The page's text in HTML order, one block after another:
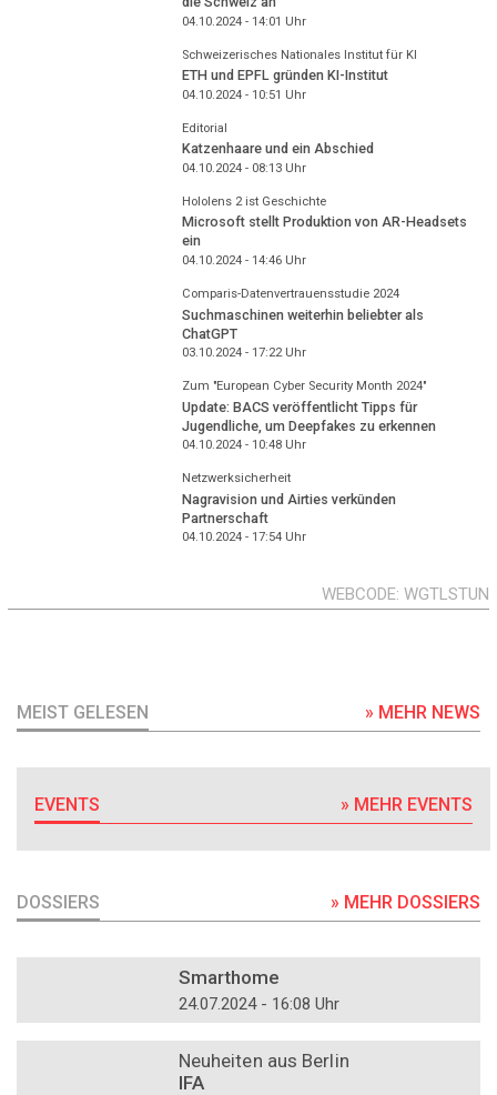
04.10.2024 - 14:01 Uhr
Schweizerisches Nationales Institut für KI
ETH und EPFL gründen KI-Institut
04.10.2024 - 10:51 Uhr
Editorial
Katzenhaare und ein Abschied
04.10.2024 - 08:13Uhr
Hololens 2 ist Geschichte
Microsoft stellt Produktion von AR-Headsets
ein
04.10.2024 - 14:46Uhr
Comparis-Datenvertrauensstudie 2024
Suchmaschinen weiterhin beliebter als
ChatGPT
03.10.2024 - 17:22Uhr
Zum "European Cyber Security Month 2024"
Update: BACS veröffentlicht Tipps für
Jugendliche, um Deepfakes zu erkennen
04.10.2024 - 10:48Uhr
Netzwerksicherheit
Nagravision und Airties verkünden
Partnerschaft
04.10.2024 - 17:54Uhr
WEBCODE WGTLSTUN
MEIST GELESEN » MEHR NEWS
EVENTS » MEHR EVENTS
DOSSIERS » MEHR DOSSIERS
Smarthome
24.07.2024 - 16:08 Uhr
Neuheiten aus Berlin
IFA